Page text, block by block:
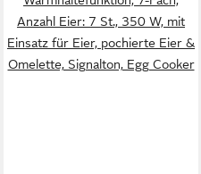
Anzahl Eier: 7 St., 350 W, mit
Einsatz für Eier, pochierte Eier &
Omelette, Signalton, Egg Cooker